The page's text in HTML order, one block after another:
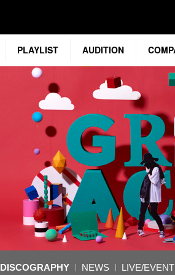
PLAYLIST AUDITION
DISCOGRAPHY NEWS LIVE/EVENT